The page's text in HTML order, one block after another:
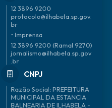
12 3896 9200
protocolo@ilhabela.sp.gov.
br
• Imprensa
12 3896 9200 (Ramal 9270)
jornalismo@ilhabela.sp.gov
.br
CNPJ